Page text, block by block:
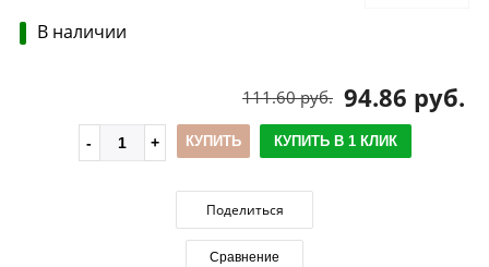
В наличии
94.86 руб.
111.60 руб.
КУПИТЬ КУПИТЬ В 1 КЛИК
Поделиться
Сравнение